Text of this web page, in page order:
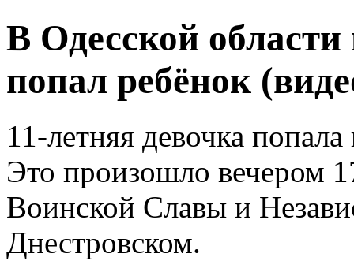
В Одесской
попал ребёнок
11-летняя девочка
Это произошло вечером
Воинской Славы и
Днестровском.